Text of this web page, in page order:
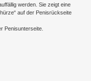
werden. Sie zeigt eine
auf der Penisrückseite
Penisunterseite.